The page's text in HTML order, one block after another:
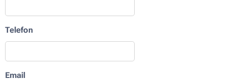
Telefon
Email